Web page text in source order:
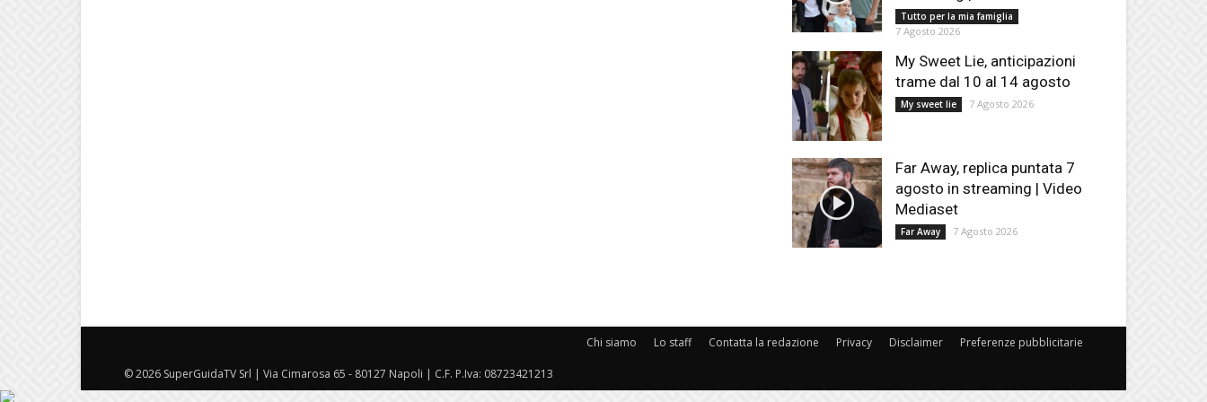
Tutto per la mia famiglia
7 Agosto 2026
My Sweet Lie, anticipazioni
trame dal 10 al 14 agosto
My sweet lie 7 Agosto 2026
Far Away, replica puntata 7
agosto in streaming | Video
Mediaset
Far Away 7 Agosto 2026
Chi siamo Lo staff Contatta la redazione Privacy Disclaimer Preferenze pubblicitarie
© 2026 SuperGuidaTV Srl | Via Cimarosa 65 - 80127 Napoli | C.F. P.Iva: 08723421213